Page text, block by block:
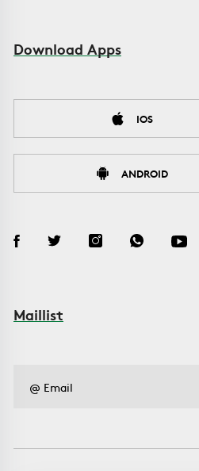
Download Apps
IOS
ANDROID
Maillist